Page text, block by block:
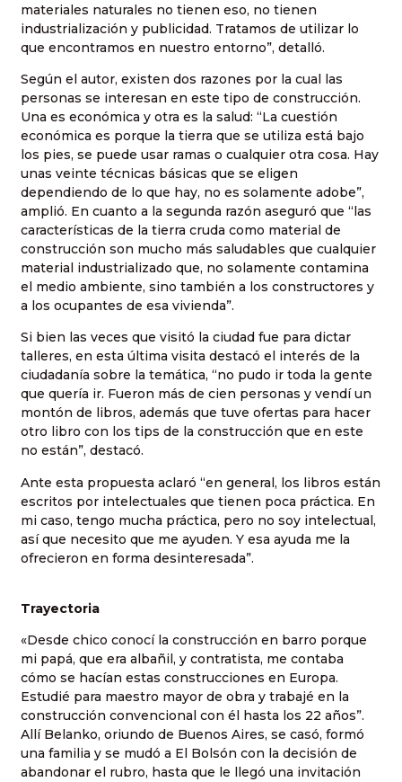
materiales naturales no tienen eso, no tienen
industrialización y publicidad. Tratamos de utilizar lo
que encontramos en nuestro entorno”, detalló.
Según el autor, existen dos razones por la cual las
personas se interesan en este tipo de construcción.
Una es económica y otra es la salud: “La cuestión
económica es porque la tierra que se utiliza está bajo
los pies, se puede usar ramas o cualquier otra cosa. Hay
unas veinte técnicas básicas que se eligen
dependiendo de lo que hay, no es solamente adobe”,
amplió. En cuanto a la segunda razón aseguró que “las
características de la tierra cruda como material de
construcción son mucho más saludables que cualquier
material industrializado que, no solamente contamina
el medio ambiente, sino también a los constructores y
a los ocupantes de esa vivienda”.
Si bien las veces que visitó la ciudad fue para dictar
talleres, en esta última visita destacó el interés de la
ciudadanía sobre la temática, “no pudo ir toda la gente
que quería ir. Fueron más de cien personas y vendí un
montón de libros, además que tuve ofertas para hacer
otro libro con los tips de la construcción que en este
no están”, destacó.
Ante esta propuesta aclaró “en general, los libros están
escritos por intelectuales que tienen poca práctica. En
mi caso, tengo mucha práctica, pero no soy intelectual,
así que necesito que me ayuden. Y esa ayuda me la
ofrecieron en forma desinteresada”.
Trayectoria
«Desde chico conocí la construcción en barro porque
mi papá, que era albañil, y contratista, me contaba
cómo se hacían estas construcciones en Europa.
Estudié para maestro mayor de obra y trabajé en la
construcción convencional con él hasta los 22 años”.
Allí Belanko, oriundo de Buenos Aires, se casó, formó
una familia y se mudó a El Bolsón con la decisión de
abandonar el rubro, hasta que le llegó una invitación